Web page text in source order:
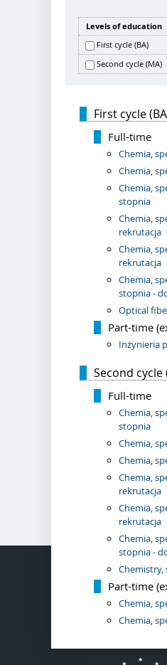
Levels of education
First cycle (BA)
Second cycle (MA)
First cycle
Full-time
Chemia,
Chemia,
Chemia,
stopnia
Chemia,
rekrutacja
Chemia,
rekrutacja
Chemia,
stopnia -
Optical
Part-time
Inżynieria
Second cycle
Full-time
Chemia,
stopnia
Chemia,
Chemia,
Chemia,
rekrutacja
Chemia,
rekrutacja
Chemia,
stopnia -
Chemistry,
Part-time
Chemia,
Chemia,